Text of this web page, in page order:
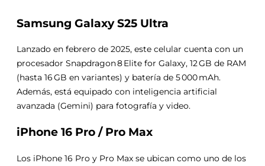
Samsung Galaxy S25 Ultra
Lanzado en febrero de 2025, este celular cuenta con un
procesador Snapdragon 8 Elite for Galaxy, 12 GB de RAM
(hasta 16 GB en variantes) y batería de 5 000 mAh.
Además, está equipado con inteligencia artificial
avanzada (Gemini) para fotografía y video.
iPhone 16 Pro / Pro Max
Los iPhone 16 Pro y Pro Max se ubican como uno de los